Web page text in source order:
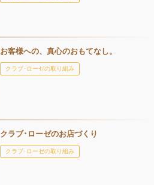
お客様への、真心のおもてなし。
クラブ･ローゼの取り組み
クラブ･ローゼのお店づくり
クラブ･ローゼの取り組み